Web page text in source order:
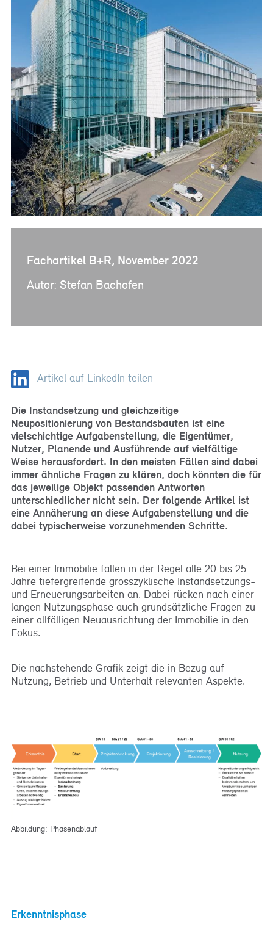
Referenzen
Bauherrenberatung
Immobilienberatung
Unternehmensberatung
Publikationen
News
Fachartikel
PM-Fachbuch
Artikel auf LinkedIn teilen
Die Instandsetzung und gleichzeitige
Neupositionierung von Bestandsbauten ist eine
vielschichtige Aufgabenstellung, die Eigentümer,
Nutzer, Planende und Ausführende auf vielfältige
Weise herausfordert. In den meisten Fällen sind dabei
immer ähnliche Fragen zu klären, doch könnten die für
das jeweilige Objekt passenden Antworten
unterschiedlicher nicht sein. Der folgende Artikel ist
eine Annäherung an diese Aufgabenstellung und die
dabei typischerweise vorzunehmenden Schritte.
Bei einer Immobilie fallen in der Regel alle 20 bis 25
Jahre tiefergreifende grosszyklische Instandsetzungs-
und Erneuerungsarbeiten an. Dabei rücken nach einer
langen Nutzungsphase auch grundsätzliche Fragen zu
einer allfälligen Neuausrichtung der Immobilie in den
Fokus.
Die nachstehende Grafik zeigt die in Bezug auf
Nutzung, Betrieb und Unterhalt relevanten Aspekte.
Abbildung: Phasenablauf
Erkenntnisphase
Fachartikel B+R, November 2022
Autor: Stefan Bachofen